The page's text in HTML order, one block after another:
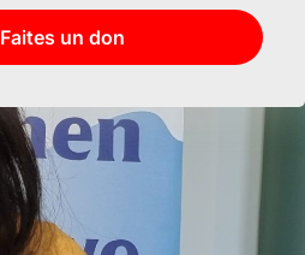
Faites un don